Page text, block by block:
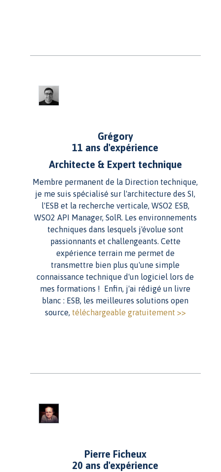
Grégory
11 ans d'expérience
Architecte & Expert technique
Membre permanent de la Direction technique,
je me suis spécialisé sur l'architecture des SI,
l'ESB et la recherche verticale, WSO2 ESB,
WSO2 API Manager, SolR. Les environnements
techniques dans lesquels j'évolue sont
passionnants et challengeants. Cette
expérience terrain me permet de
transmettre bien plus qu'une simple
connaissance technique d'un logiciel lors de
mes formations ! Enfin, j'ai rédigé un livre
blanc : ESB, les meilleures solutions open
source, téléchargeable gratuitement >>
Pierre Ficheux
20 ans d'expérience